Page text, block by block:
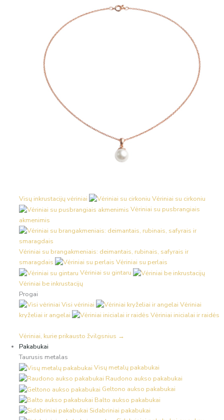
Visų inkrustacijų vėriniai
Vėriniai su cirkoniu
Vėriniai su pusbrangiais
akmenimis
Vėriniai su brangakmeniais: deimantais, rubinais, safyrais ir
smaragdais
Vėriniai su perlais
Vėriniai su gintaru
Vėriniai be inkrustacijų
Progai
Visi vėriniai
Vėriniai
kryželiai ir angelai
Vėriniai inicialai ir raidės
Vėriniai, kurie prikausto žvilgsnius →
Pakabukai
Taurusis metalas
Visų metalų pakabukai
Raudono aukso pakabukai
Geltono aukso pakabukai
Balto aukso pakabukai
Sidabriniai pakabukai